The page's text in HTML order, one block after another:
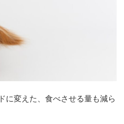
に変えた、食べさせる量も減ら